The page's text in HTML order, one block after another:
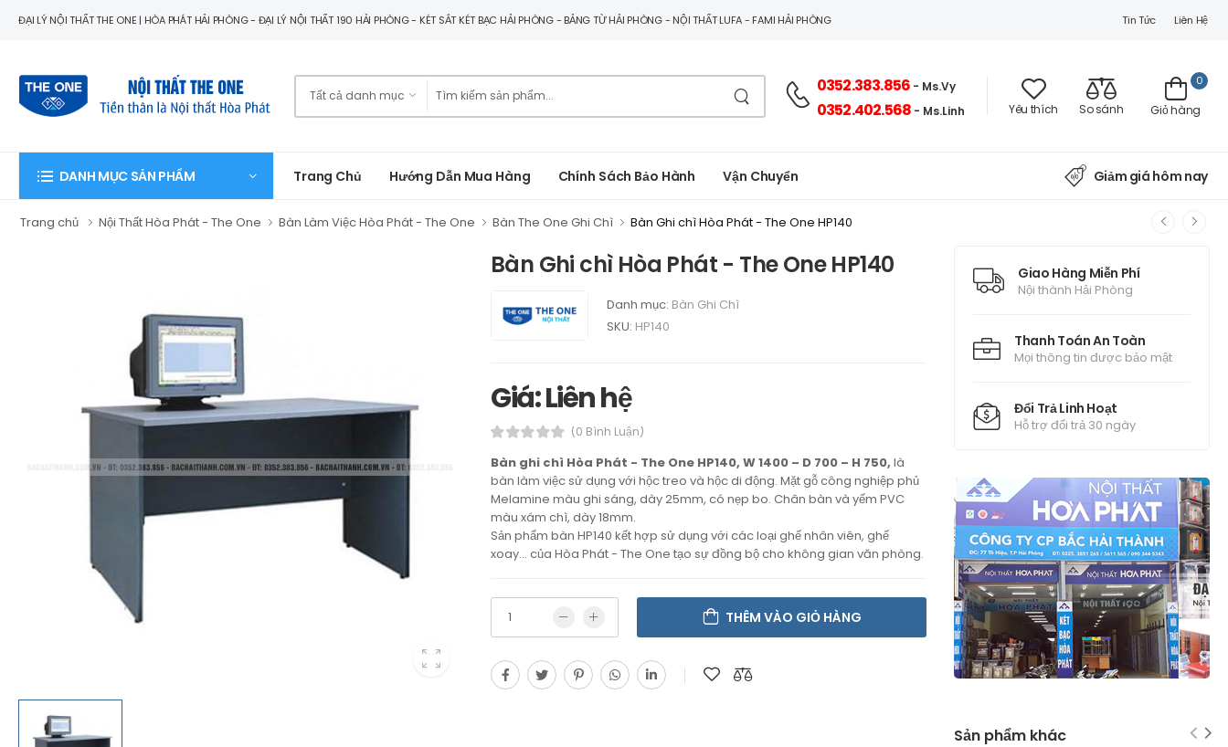
ĐẠI LÝ NỘI THẤT THE ONE | HÒA PHÁT HẢI PHÒNG - ĐẠI LÝ NỘI THẤT 190 HẢI PHÒNG - KÉT SẮT KÉT BẠC HẢI PHÒNG - BẢNG TỪ HẢI PHÒNG - NỘI THẤT LUFA - FAMI HẢI PHÒNG Tin Tức Liên Hệ
0352.383.856 - Ms.Vy
0352.402.568 - Ms.Linh Yêu thích So sánh
0
Giỏ hàng
DANH MỤC SẢN PHẨM Trang Chủ Hướng Dẫn Mua Hàng Chính Sách Bảo Hành Vận Chuyển Giảm giá hôm nay
Trang chủ Nội Thất Hòa Phát - The One Bàn Làm Việc Hòa Phát - The One Bàn The One Ghi Chì Bàn Ghi chì Hòa Phát - The One HP140
Bàn Ghi chì Hòa Phát - The One HP140
Danh mục: Bàn Ghi Chì
SKU: HP140
Giá: Liên hệ
(0 Bình Luận)
Bàn ghi chì Hòa Phát - The One HP140, W 1400 – D 700 – H 750, là
bàn làm việc sử dụng với hộc treo và hộc di động. Mặt gỗ công nghiệp phủ
Melamine màu ghi sáng, dày 25mm, có nẹp bo. Chân bàn và yếm PVC
màu xám chì, dày 18mm.
Sản phẩm bàn HP140 kết hợp sử dụng với các loại ghế nhân viên, ghế
xoay… của Hòa Phát - The One tạo sự đồng bộ cho không gian văn phòng.
THÊM VÀO GIỎ HÀNG
Giao Hàng Miễn Phí
Nội thành Hải Phòng
Thanh Toán An Toàn
Mọi thông tin được bảo mật
Đổi Trả Linh Hoạt
Hỗ trợ đổi trả 30 ngày
Sản phẩm khác